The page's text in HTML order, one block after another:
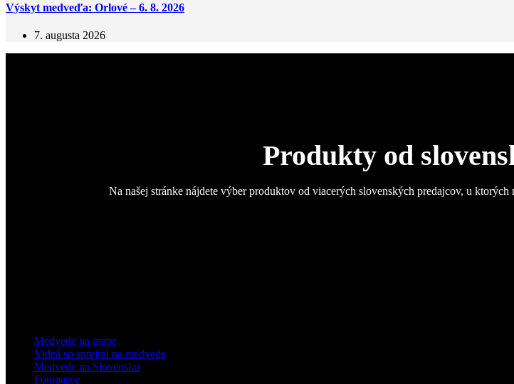
Výskyt medveďa: Orlové – 6. 8. 2026
7. augusta 2026
Produkty od
Na našej stránke nájdete výber produktov od viacerých slovenských predajcov, u
Medvede na mape
Videá so sprejmi na medvede
Medvede na Slovensku
Fotopasce